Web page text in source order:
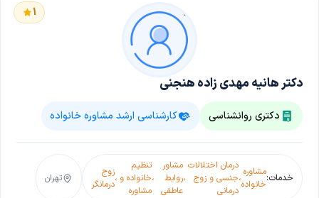
1
دکتر هانیه مهدی زاده هنجنی
دکتری روانشناسی کارشناسی ارشد مشاوره خانواده
خدمات:مشاوره
خانواده،
درمان اختلالات
جنسی و زوج
درمانی
،
مشاور
روابط
عاطفی
،
تنظیم
خانواده و
مشاوره
،زوج
درمانگر
تهران